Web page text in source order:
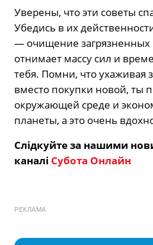
Уверены, что эти советы
Убедись в их
— очищение загрязненных
отнимает массу сил и
тебя. Помни, что ухаживая
вместо покупки новой, ты
окружающей среде и
планеты, а это очень
Слідкуйте за нашими
каналі Субота Онлайн
РЕКЛАМА